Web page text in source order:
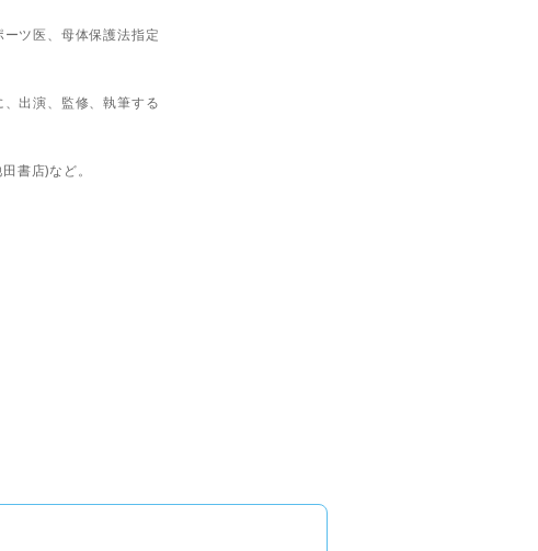
ツ医、母体保護法指定
出演、監修、執筆する
書店)など。